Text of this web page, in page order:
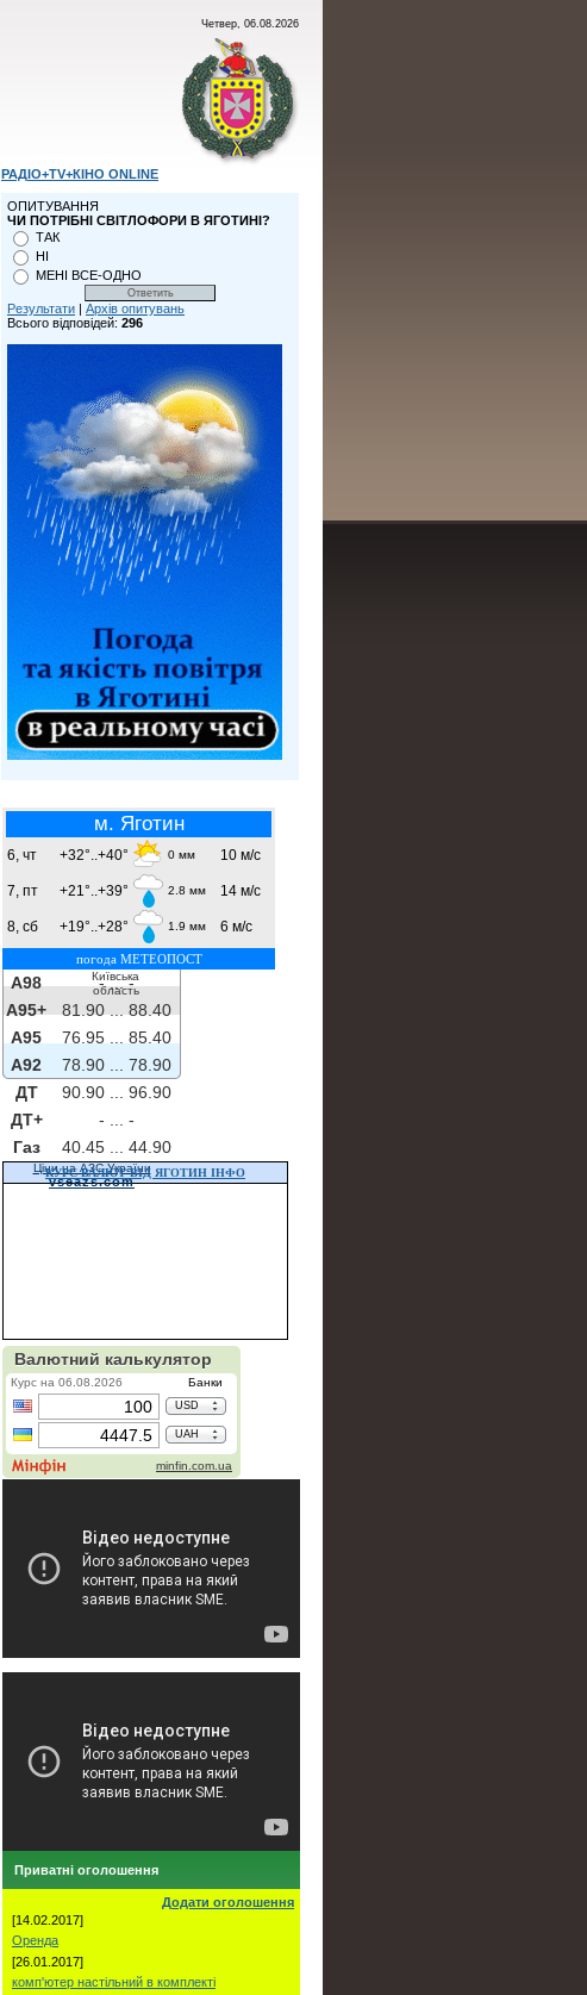
Четвер, 06.08.2026
РАДІО+TV+КІНО ONLINE
ОПИТУВАННЯ
ЧИ ПОТРІБНІ СВІТЛОФОРИ В ЯГОТИНІ?
ТАК
НІ
МЕНІ ВСЕ-ОДНО
Результати | Архів опитувань
Всього відповідей: 296
м. Яготин
6, чт +32°..+40° 0 мм 10 м/с
7, пт +21°..+39° 2.8 мм 14 м/с
8, сб +19°..+28° 1.9 мм 6 м/с
погода МЕТЕОПОСТ
Київська
область
A98 - ...-
A95+
81.90 ...
88.40
A95
76.95 ...
85.40
A92
78.90 ...
78.90
ДТ
90.90 ...
96.90
ДТ+
- ...
-
Газ
40.45 ... 44.90
Ціни на АЗС України
vseazs.com
КУРС ВАЛЮТ ВІД ЯГОТИН ІНФО
Приватні оголошення
Додати оголошення
[14.02.2017]
Оренда
[26.01.2017]
комп'ютер настільний в комплекті